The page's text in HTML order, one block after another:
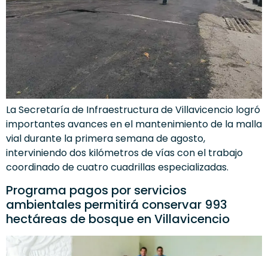
La Secretaría de Infraestructura de Villavicencio logró
importantes avances en el mantenimiento de la malla
vial durante la primera semana de agosto,
interviniendo dos kilómetros de vías con el trabajo
coordinado de cuatro cuadrillas especializadas.
Programa pagos por servicios
ambientales permitirá conservar 993
hectáreas de bosque en Villavicencio